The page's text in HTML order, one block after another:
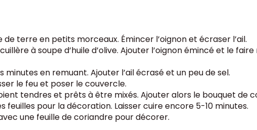
terre en petits morceaux. Émincer l’oignon et écraser l’ail.
à soupe d’huile d’olive. Ajouter l’oignon émincé et le faire
minutes en remuant. Ajouter l’ail écrasé et un peu de sel.
le feu et poser le couvercle.
tendres et prêts à être mixés. Ajouter alors le bouquet
pour la décoration. Laisser cuire encore 5-10 minutes.
une feuille de coriandre pour décorer.